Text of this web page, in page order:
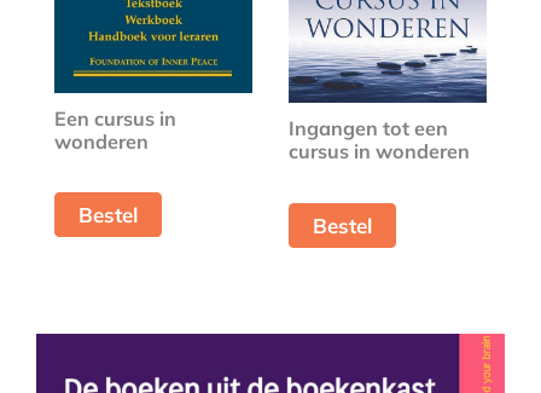
Een cursus in
wonderen
Bestel
Ingangen tot een
cursus in wonderen
Bestel